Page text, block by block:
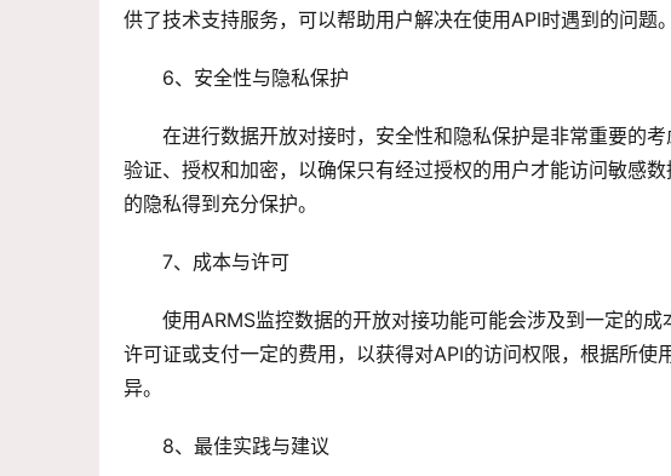
供了技术支持服务，可以帮助用户解决在使用API时遇到的问题。
6、安全性与隐私保护
在进行数据开放对接时，安全性和隐私保护是非常重要的
验证、授权和加密，以确保只有经过授权的用户才能访问敏感
的隐私得到充分保护。
7、成本与许可
使用ARMS监控数据的开放对接功能可能会涉及到一定的
许可证或支付一定的费用，以获得对API的访问权限，根据所使
异。
8、最佳实践与建议